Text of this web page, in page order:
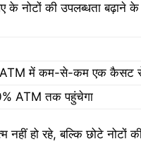
की उपलब्धता बढ़ाने के
में कम-से-कम एक कैसट से
ATM तक पहुंचेगा
हो रहे, बल्कि छोटे नोटों